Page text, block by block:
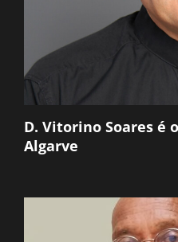
D. Vitorino Soares é
Algarve